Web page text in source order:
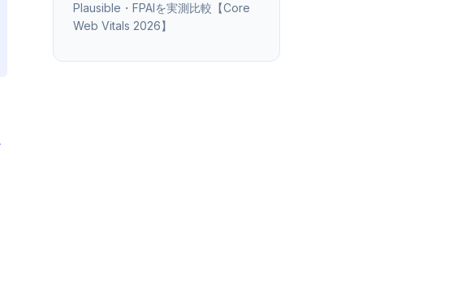
Plausible・FPAIを実測比較【Core
Web Vitals 2026】